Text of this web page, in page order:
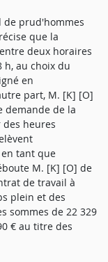
de prud'hommes
que la
deux horaires
h, au choix du
en
part, M. [K] [O]
demande de la
heures
tant que
M. [K] [O] de
de travail à
plein et des
sommes de 22 329
€ au titre des